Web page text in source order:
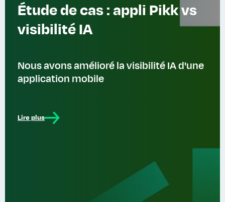
Étude de cas : appli Pikk vs
visibilité IA
Nous avons amélioré la visibilité IA d'une
application mobile
Lire plus